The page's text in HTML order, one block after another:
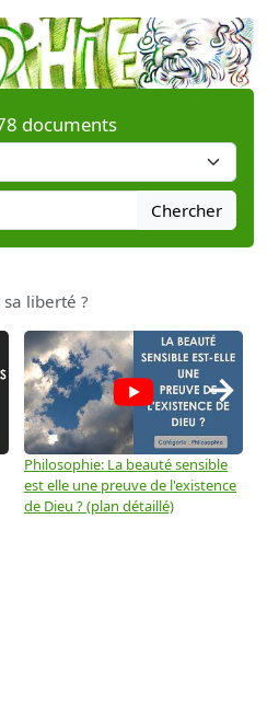
documents
Chercher
liberté ?
Philosophie: La beauté sensible
est elle une preuve de l'existence
de Dieu ? (plan détaillé)
→